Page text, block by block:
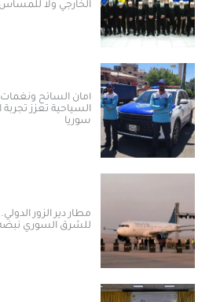
الخارجي ولا للمساس بالسلم
أمان السائح ونغمات الوطن:
السياحية تعزز تجربة العودة
سوريا
مطار دير الزور الدولي.. شريان
للشرق السوري نبضه ومكانته